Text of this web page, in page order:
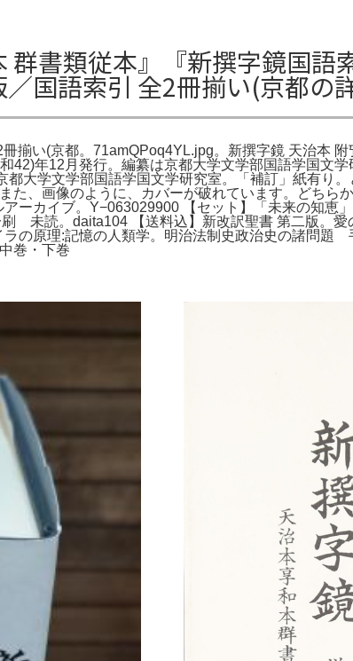
群書類従本』『新撰字鏡国
国語索引 全2冊揃い(京都の
揃い(京都。71amQPoq4YL.jpg。新撰字鏡 天治本
42)年12月発行。編纂は京都大学文学部国語学国文
大学文学部国語学国文学研究室。「補訂」紙有り
た、画像のように、カバーが破れています。どちら
ーカイブ。Y−063029900 【セット】「未来の知
未読。daita104 【送料込】新改訳聖書 第二版。
の原理:記憶の人類学。明治法制史政治史の諸問
巻・下巻